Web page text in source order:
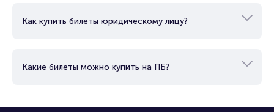
Как купить билеты юридическому лицу?
Какие билеты можно купить на ПБ?